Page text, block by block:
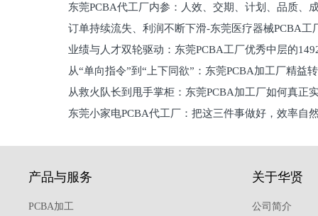
东莞PCBA代工厂内参：人效、交期、计划、品质
维锁客法则
订单持续流失、利润不断下滑-东莞医疗器械PCBA工
理死穴必须堵住
业绩与人才双轮驱动：东莞PCBA工厂优秀中层的
从“单向指令”到“上下同欲”：东莞PCBA加工厂精益
关键从救火队长到甩手掌柜：东莞PCBA加工厂如何真正
东莞小家电PCBA代工厂：把这三件事做好，效率自
产品与服务
PCBA加工
关于华贤
公司简介